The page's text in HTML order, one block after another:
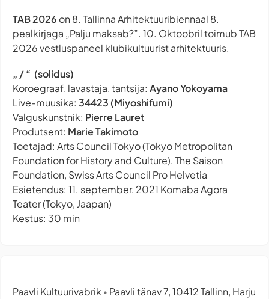
TAB 2026 on 8. Tallinna Arhitektuuribiennaal 8.
pealkirjaga „Palju maksab?”. 10. Oktoobril toimub TAB
2026 vestluspaneel klubikultuurist arhitektuuris.
„ / “ (solidus)
Koroegraaf, lavastaja, tantsija: Ayano Yokoyama
Live-muusika: 34423 (Miyoshifumi)
Valguskunstnik: Pierre Lauret
Produtsent: Marie Takimoto
Toetajad: Arts Council Tokyo (Tokyo Metropolitan
Foundation for History and Culture), The Saison
Foundation, Swiss Arts Council Pro Helvetia
Esietendus: 11. september, 2021 Komaba Agora
Teater (Tokyo, Jaapan)
Kestus: 30 min
Paavli Kultuurivabrik • Paavli tänav 7, 10412 Tallinn, Harju